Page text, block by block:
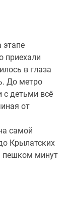
этапе
приехали
в глаза
До метро
с детьми всё
от
самой
Крылатских
пешком минут